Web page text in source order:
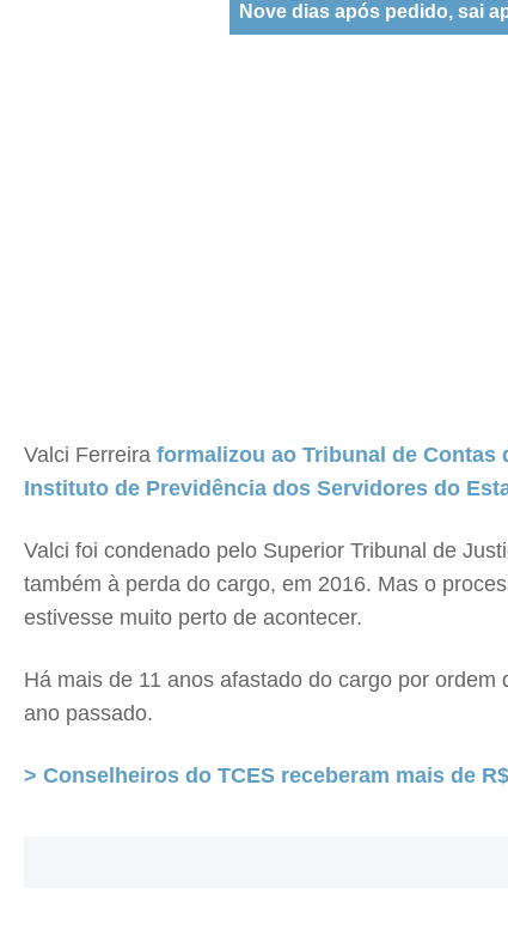
Nove dias após pedido, sai
Valci Ferreira formalizou ao Tribunal de Contas
Instituto de Previdência dos Servidores do
Valci foi condenado pelo Superior Tribunal de
também à perda do cargo, em 2016. Mas o
estivesse muito perto de acontecer.
Há mais de 11 anos afastado do cargo por
ano passado.
> Conselheiros do TCES receberam mais de